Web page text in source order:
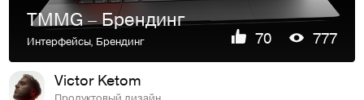
TMMG – Брендинг
Интерфейсы, Брендинг 70 777
Victor Ketom